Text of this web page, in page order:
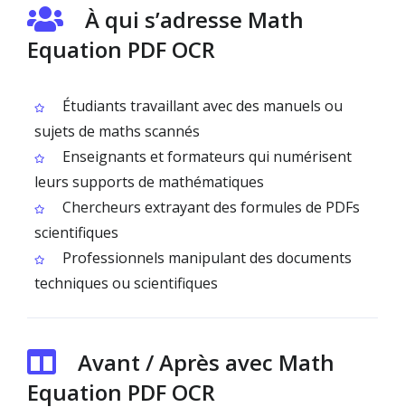
À qui s’adresse Math
Equation PDF OCR
Étudiants travaillant avec des manuels ou
sujets de maths scannés
Enseignants et formateurs qui numérisent
leurs supports de mathématiques
Chercheurs extrayant des formules de PDFs
scientifiques
Professionnels manipulant des documents
techniques ou scientifiques
Avant / Après avec Math
Equation PDF OCR